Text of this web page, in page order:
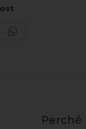
Share
Perché